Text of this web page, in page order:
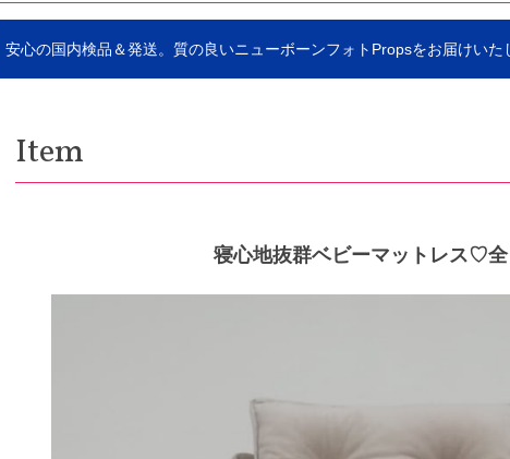
安心の国内検品＆発送。質の良いニューボーンフォトPropsをお届けいた
Item
寝心地抜群ベビーマットレス♡